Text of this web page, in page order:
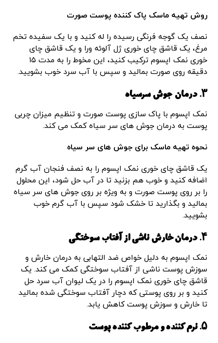
روش تهیه ماسک پاک کننده پوست صورت
نصف یک گوجه فرنگی رسیده را له کنید و با یک سفیده تخم
مرغ، یک قاشق چای خوری ژل آلوئه ورا و یک قاشق چای
خوری نمک اپسوم ترکیب کنید، این مخوط را به مدت ۱۵
دقیقه روی صورت بمالید و سپس با آب سرد خوب بشویید.
۳. درمان جوش سرسیاه
نمک اپسوم با پاک سازی پوست صورت و تنظیم میزان چربی
پوست به درمان جوش های سر سیاه کمک می کند.
نحوه تهیه ماسک برای جوش های سر سیاه
یک قاشق چای خوری نمک اپسوم را به نصف فنجان آب گرم
اضافه کنید و خوب هم بزنید تا در آب حل شود، این محلول
را بر روی پوست صورت و به ویژه بر روی جوش های سر سیاه
بمالید و بگذارید تا خشک شود سپس با آب گرم خوب
بشویید.
۴. درمان خارش ناشی از آفتاب سوختگی
نمک اپسوم به دلیل خواص ضد التهابی به درمان خارش و
سوزش پوست ناشی از آفتاب سوختگی کمک می کند. یک
قاشق چای خوری نمک اپسوم را در یک لیوان آب سرد حل
کنید و بر روی پوستی که دچار آفتاب سوختگی شده بمالید
تا خارش و سوزش پوست کاهش یابد.
۵. نرم کننده و مرطوب کننده پوست